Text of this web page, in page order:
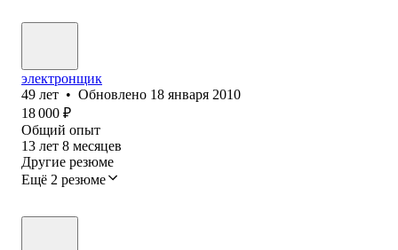
электронщик
49 лет • Обновлено 18 января 2010
18 000 ₽
Общий опыт
13 лет 8 месяцев
Другие резюме
Ещё 2 резюме